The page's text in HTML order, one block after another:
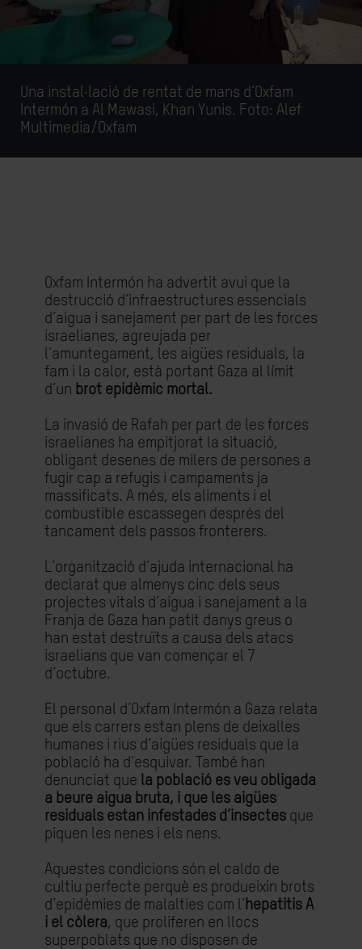
Una instal·lació de rentat de mans d’Oxfam
Intermón a Al Mawasi, Khan Yunis. Foto: Alef
Multimedia/Oxfam
Oxfam Intermón ha advertit avui que la
destrucció d’infraestructures essencials
d’aigua i sanejament per part de les forces
israelianes, agreujada per
l’amuntegament, les aigües residuals, la
fam i la calor, està portant Gaza al límit
d’un brot epidèmic mortal.
La invasió de Rafah per part de les forces
israelianes ha empitjorat la situació,
obligant desenes de milers de persones a
fugir cap a refugis i campaments ja
massificats. A més, els aliments i el
combustible escassegen després del
tancament dels passos fronterers.
L’organització d’ajuda internacional ha
declarat que almenys cinc dels seus
projectes vitals d’aigua i sanejament a la
Franja de Gaza han patit danys greus o
han estat destruïts a causa dels atacs
israelians que van començar el 7
d’octubre.
El personal d’Oxfam Intermón a Gaza relata
que els carrers estan plens de deixalles
humanes i rius d’aigües residuals que la
població ha d’esquivar. També han
denunciat que la població es veu obligada
a beure aigua bruta, i que les aigües
residuals estan infestades d’insectes que
piquen les nenes i els nens.
Aquestes condicions són el caldo de
cultiu perfecte perquè es produeixin brots
d’epidèmies de malalties com l’ hepatitis A
i el còlera, que proliferen en llocs
superpoblats que no disposen de